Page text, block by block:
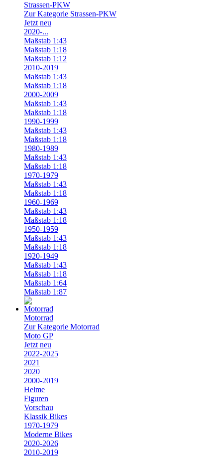
Strassen-PKW
Zur Kategorie Strassen-PKW
Jetzt neu
2020-...
Maßstab 1:43
Maßstab 1:18
Maßstab 1:12
2010-2019
Maßstab 1:43
Maßstab 1:18
2000-2009
Maßstab 1:43
Maßstab 1:18
1990-1999
Maßstab 1:43
Maßstab 1:18
1980-1989
Maßstab 1:43
Maßstab 1:18
1970-1979
Maßstab 1:43
Maßstab 1:18
1960-1969
Maßstab 1:43
Maßstab 1:18
1950-1959
Maßstab 1:43
Maßstab 1:18
1920-1949
Maßstab 1:43
Maßstab 1:18
Maßstab 1:64
Maßstab 1:87
Motorrad
Zur Kategorie Motorrad
Moto GP
Jetzt neu
2022-2025
2021
2020
2000-2019
Helme
Figuren
Vorschau
Klassik Bikes
1970-1979
Moderne Bikes
2020-2026
2010-2019